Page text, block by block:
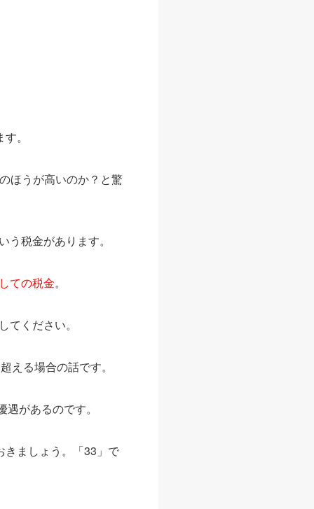
。
ほうが高いのか？と驚
税金があります。
ての税金。
ください。
える場合の話です。
があるのです。
きましょう。「33」で